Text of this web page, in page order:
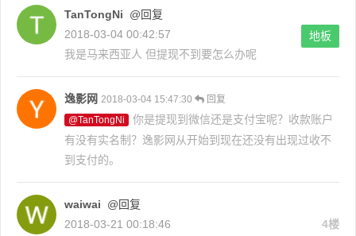
TanTongNi
@回复
2018-03-04 00:42:57
地板
我是马来西亚人 但提现不到要怎么办呢
逸影网 2018-03-04 15:47:30
回复
@TanTongNi
你是提现到微信还是支付宝呢？收款账户
有没有实名制？逸影网从开始到现在还没有出现过收不
到支付的。
waiwai
@回复
2018-03-21 00:18:46
4楼